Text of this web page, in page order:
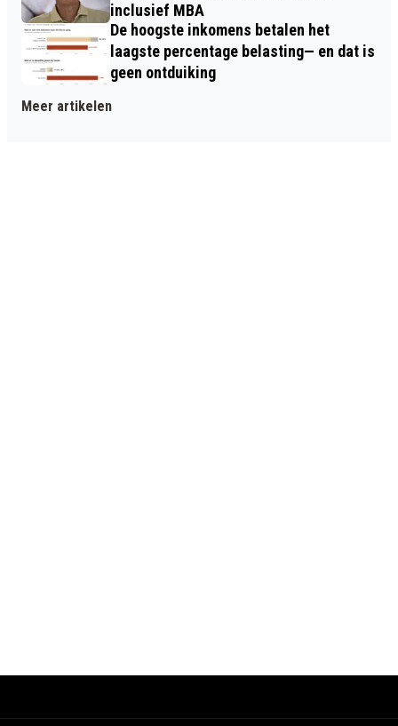
inclusief MBA
De hoogste inkomens betalen het
laagste percentage belasting— en dat is
geen ontduiking
Meer artikelen